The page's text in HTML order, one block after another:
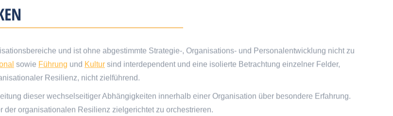
und ist ohne abgestimmte Strategie-, Organisations- und Personalentwicklung nicht zu
sowie Führung und Kultur sind interdependent und eine isolierte Betrachtung einzelner Felder,
Resilienz, nicht zielführend.
dieser wechselseitiger Abhängigkeiten innerhalb einer Organisation über besondere Erfahrung.
organisationalen Resilienz zielgerichtet zu orchestrieren.